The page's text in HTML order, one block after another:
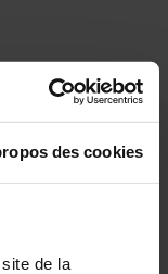
des cookies
de la